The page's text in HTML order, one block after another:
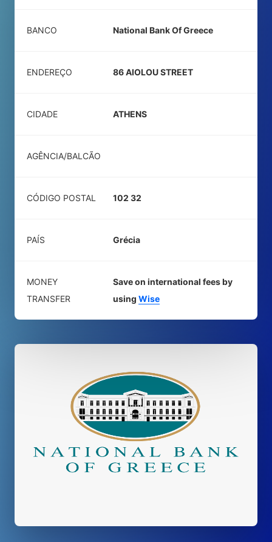
BANCO National Bank Of Greece
ENDEREÇO 86 AIOLOU STREET
CIDADE ATHENS
AGÊNCIA/BALCÃO
CÓDIGO POSTAL 102 32
PAÍS Grécia
MONEY
TRANSFER
Save on international fees by
using Wise